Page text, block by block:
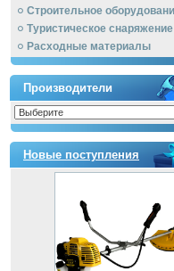
Строительное
Туристическое снаряжение
Расходные материалы
Производители
Новые поступления